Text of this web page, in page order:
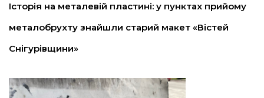
Історія на металевій пластині: у пунктах прийому
металобрухту знайшли старий макет «Вістей
Снігурівщини»